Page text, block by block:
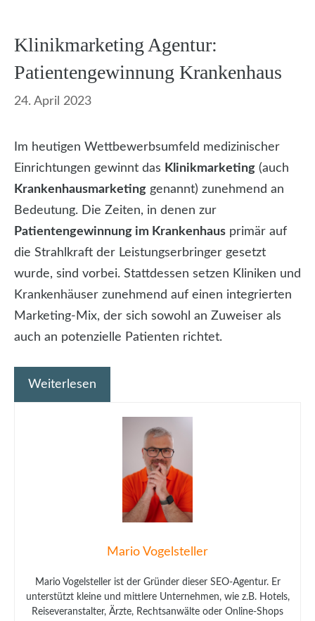
Klinikmarketing Agentur:
Patientengewinnung Krankenhaus
24. April 2023
Im heutigen Wettbewerbsumfeld medizinischer
Einrichtungen gewinnt das Klinikmarketing (auch
Krankenhausmarketing genannt) zunehmend an
Bedeutung. Die Zeiten, in denen zur
Patientengewinnung im Krankenhaus primär auf
die Strahlkraft der Leistungserbringer gesetzt
wurde, sind vorbei. Stattdessen setzen Kliniken und
Krankenhäuser zunehmend auf einen integrierten
Marketing-Mix, der sich sowohl an Zuweiser als
auch an potenzielle Patienten richtet.
Weiterlesen
Mario Vogelsteller
Mario Vogelsteller ist der Gründer dieser SEO-Agentur. Er
unterstützt kleine und mittlere Unternehmen, wie z.B. Hotels,
Reiseveranstalter, Ärzte, Rechtsanwälte oder Online-Shops